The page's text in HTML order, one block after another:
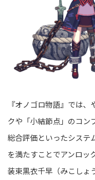
『オノゴロ物語』では
クや「小結節点」のコン
総合評価といったシステ
を満たすことでアンロッ
装束黒衣千早（みこしょ